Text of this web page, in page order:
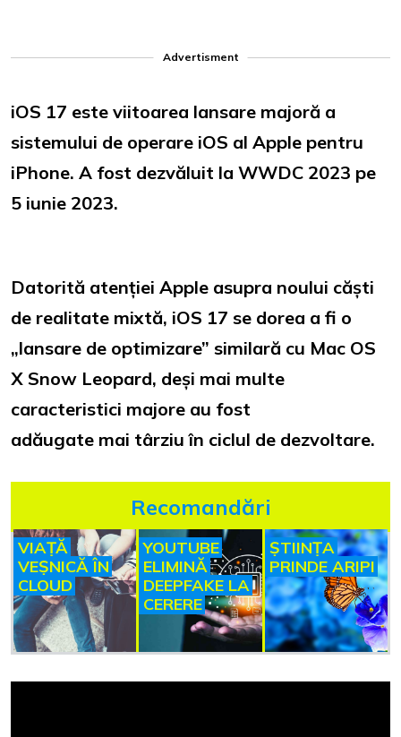
Advertisment
iOS 17 este viitoarea lansare majoră a
sistemului de operare iOS al Apple pentru
iPhone. A fost dezvăluit la WWDC 2023 pe
5 iunie 2023.
Datorită atenției Apple asupra noului căști
de realitate mixtă, iOS 17 se dorea a fi o
„lansare de optimizare” similară cu Mac OS
X Snow Leopard, deși mai multe
caracteristici majore au fost
adăugate mai târziu în ciclul de dezvoltare.
Recomandări
VIAȚĂ
VEȘNICĂ ÎN
CLOUD
YOUTUBE
ELIMINĂ
DEEPFAKE LA
CERERE
ȘTIINȚA
PRINDE ARIPI